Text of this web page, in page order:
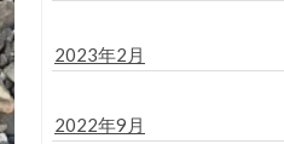
2023年2月
2022年9月